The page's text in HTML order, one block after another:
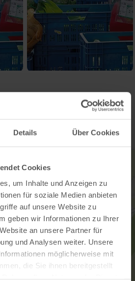
Details Über Cookies
Cookies
um Inhalte und Anzeigen zu
für soziale Medien anbieten
auf unsere Website zu
geben wir Informationen zu Ihrer
an unsere Partner für
und Analysen weiter. Unsere
möglicherweise mit
die Sie ihnen bereitgestellt